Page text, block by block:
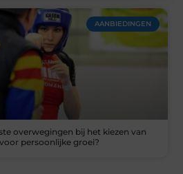
AANBIEDINGEN
overwegingen bij het kiezen van
persoonlijke groei?